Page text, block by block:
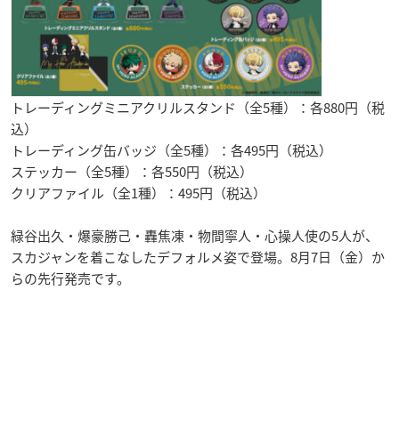
トレーディングミニアクリルスタンド（全5種）：各880円（税
込）
トレーディング缶バッジ（全5種）：各495円（税込）
ステッカー（全5種）：各550円（税込）
クリアファイル（全1種）：495円（税込）
緑谷出久・爆豪勝己・轟焦凍・物間寧人・心操人使の5人が、
スカジャンを着こなしたデフォルメ姿で登場。8月7日（金）か
らの先行発売です。